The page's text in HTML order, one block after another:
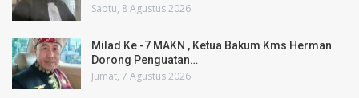
Sabtu, 8 Agustus 2026
Milad Ke -7 MAKN , Ketua Bakum Kms Herman
Dorong Penguatan…
Jumat, 7 Agustus 2026